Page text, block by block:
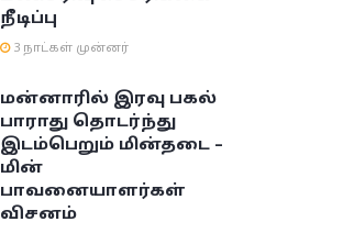
நீடிப்பு
3 நாட்கள் முன்னர்
மன்னாரில் இரவு பகல்
பாராது தொடர்ந்து
இடம்பெறும் மின்தடை –
மின்
பாவனையாளர்கள்
விசனம்